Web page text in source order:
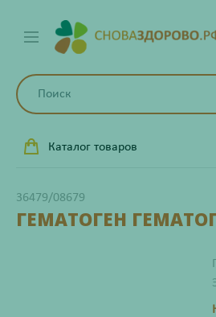
Каталог товаров
36479/08679
ГЕМАТОГЕН